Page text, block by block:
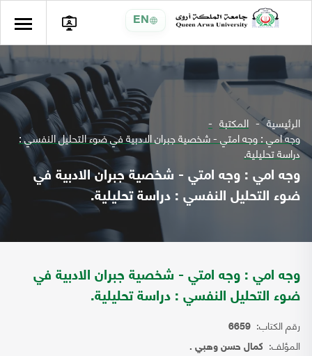
EN
الرئيسية المكتبة
وجه امي : وجه امتي - شخصية جبران الادبية في ضوء التحليل النفسي :
دراسة تحليلية.
وجه امي : وجه امتي - شخصية جبران الادبية في
ضوء التحليل النفسي : دراسة تحليلية.
وجه امي : وجه امتي - شخصية جبران الادبية في
ضوء التحليل النفسي : دراسة تحليلية.
رقم الكتاب: 6659
المؤلف: كمال حسن وهبي .